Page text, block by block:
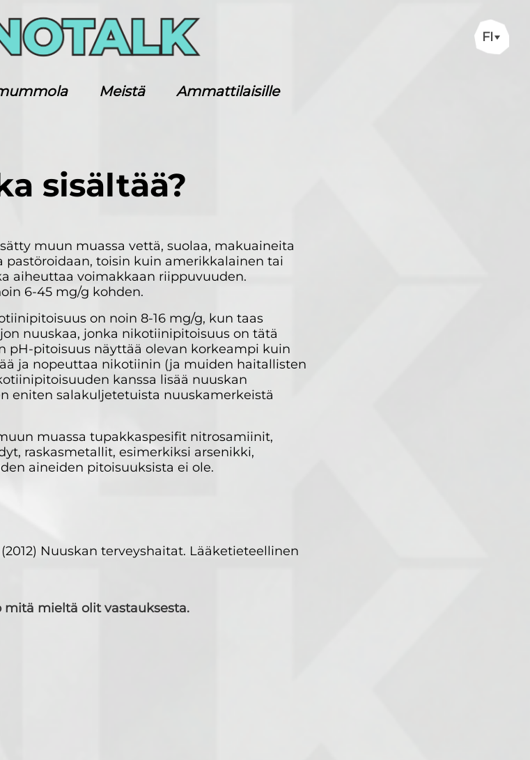
FI
Meistä Ammattilaisille
sisältää?
muun muassa vettä, suolaa, makuaineita
pastöroidaan, toisin kuin amerikkalainen tai
aiheuttaa voimakkaan riippuvuuden.
6-45 mg/g kohden.
on noin 8-16 mg/g, kun taas
nuuskaa, jonka nikotiinipitoisuus on tätä
pH-pitoisuus näyttää olevan korkeampi kuin
ja nopeuttaa nikotiinin (ja muiden haitallisten
kanssa lisää nuuskan
eniten salakuljetetuista nuuskamerkeistä
muassa tupakkaspesifit nitrosamiinit,
raskasmetallit, esimerkiksi arsenikki,
aineiden pitoisuuksista ei ole.
Nuuskan terveyshaitat. Lääketieteellinen
mitä mieltä olit vastauksesta.